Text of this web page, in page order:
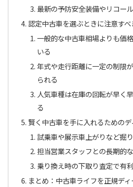
最新の予防安全装備やリコー
認定中古車を選ぶときに注意すべ
一般的な中古車相場よりも価
いる
年式や走行距離に一定の制限
られる
人気車種は在庫の回転が早く
る
賢く中古車を手に入れるための
試乗車や展示車上がりなど掘
担当営業スタッフとの長期的
乗り換え時の下取り査定で有
まとめ：中古車ライフを正規デ